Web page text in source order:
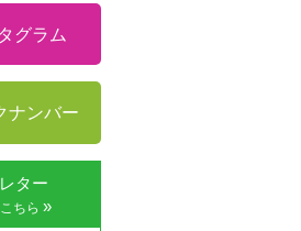
グラム
ナンバー
ター
ちら »